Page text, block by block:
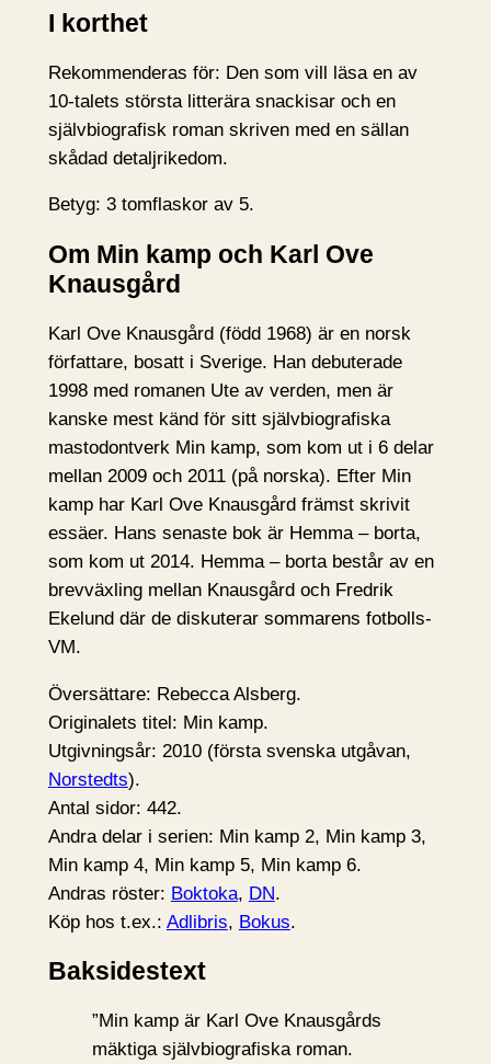
I korthet
Rekommenderas för: Den som vill läsa en av
10-talets största litterära snackisar och en
självbiografisk roman skriven med en sällan
skådad detaljrikedom.
Betyg: 3 tomflaskor av 5.
Om Min kamp och Karl Ove
Knausgård
Karl Ove Knausgård (född 1968) är en norsk
författare, bosatt i Sverige. Han debuterade
1998 med romanen Ute av verden, men är
kanske mest känd för sitt självbiografiska
mastodontverk Min kamp, som kom ut i 6 delar
mellan 2009 och 2011 (på norska). Efter Min
kamp har Karl Ove Knausgård främst skrivit
essäer. Hans senaste bok är Hemma – borta,
som kom ut 2014. Hemma – borta består av en
brevväxling mellan Knausgård och Fredrik
Ekelund där de diskuterar sommarens fotbolls-
VM.
Översättare: Rebecca Alsberg.
Originalets titel: Min kamp.
Utgivningsår: 2010 (första svenska utgåvan,
Norstedts).
Antal sidor: 442.
Andra delar i serien: Min kamp 2, Min kamp 3,
Min kamp 4, Min kamp 5, Min kamp 6.
Andras röster: Boktoka, DN.
Köp hos t.ex.: Adlibris, Bokus.
Baksidestext
”Min kamp är Karl Ove Knausgårds
mäktiga självbiografiska roman.